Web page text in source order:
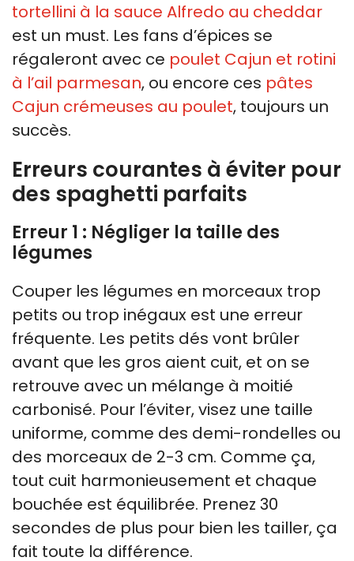
tortellini à la sauce Alfredo au cheddar
est un must. Les fans d’épices se
régaleront avec ce poulet Cajun et rotini
à l’ail parmesan, ou encore ces pâtes
Cajun crémeuses au poulet, toujours un
succès.
Erreurs courantes à éviter pour
des spaghetti parfaits
Erreur 1 : Négliger la taille des
légumes
Couper les légumes en morceaux trop
petits ou trop inégaux est une erreur
fréquente. Les petits dés vont brûler
avant que les gros aient cuit, et on se
retrouve avec un mélange à moitié
carbonisé. Pour l’éviter, visez une taille
uniforme, comme des demi-rondelles ou
des morceaux de 2-3 cm. Comme ça,
tout cuit harmonieusement et chaque
bouchée est équilibrée. Prenez 30
secondes de plus pour bien les tailler, ça
fait toute la différence.